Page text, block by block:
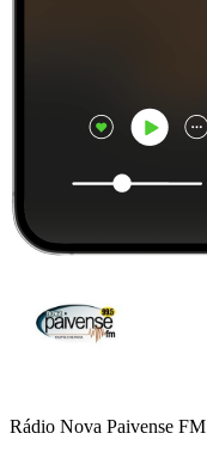
Rádio Nova Paivense FM